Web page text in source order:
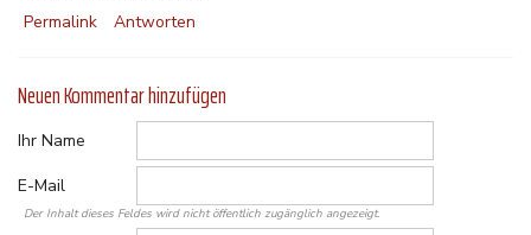
Permalink
Antworten
Neuen Kommentar hinzufügen
Ihr Name
E-Mail
Der Inhalt dieses Feldes wird nicht öffentlich zugänglich angezeigt.